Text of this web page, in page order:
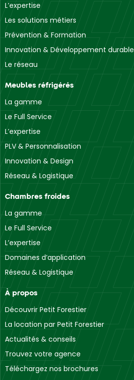
L’expertise
Les solutions métiers
Prévention & Formation
Innovation & Développement durable
Le réseau
Meubles réfrigérés
La gamme
Le Full Service
L’expertise
PLV & Personnalisation
Innovation & Design
Réseau & Logistique
Chambres froides
La gamme
Le Full Service
L’expertise
Domaines d’application
Réseau & Logistique
À propos
Découvrir Petit Forestier
La location par Petit Forestier
Actualités & conseils
Trouvez votre agence
Téléchargez nos brochures